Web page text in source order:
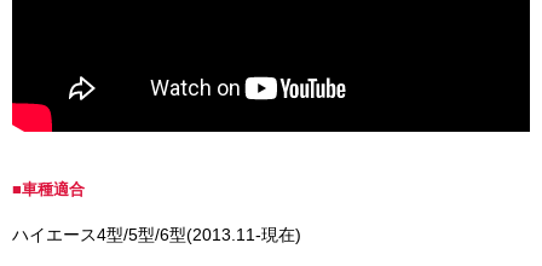
■車種適合
ハイエース4型/5型/6型(2013.11-現在)